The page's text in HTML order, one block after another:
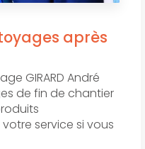
après
GIRARD André
de fin de chantier
service si vous